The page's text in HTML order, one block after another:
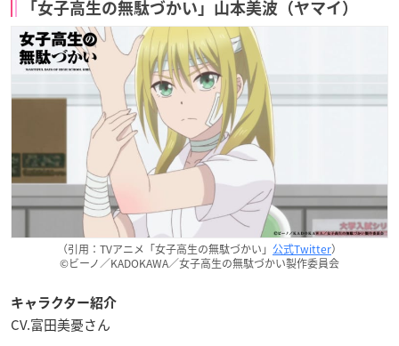
「女子高生の無駄づかい」山本美波（ヤマイ）
（引用：TVアニメ「女子高生の無駄づかい」 公式Twitter）
©ビーノ／KADOKAWA／女子高生の無駄づかい製作委員会
キャラクター紹介
CV.富田美憂さん